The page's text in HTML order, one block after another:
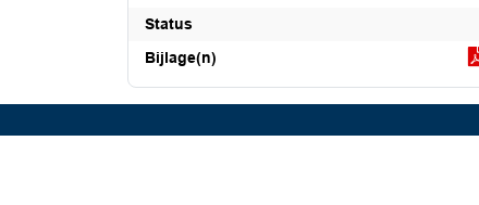
Status
Bijlage(n)